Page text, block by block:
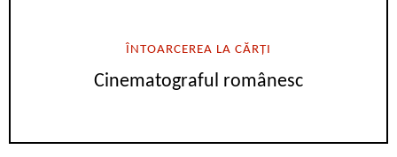
ÎNTOARCEREA LA CĂRȚI
Cinematograful românesc